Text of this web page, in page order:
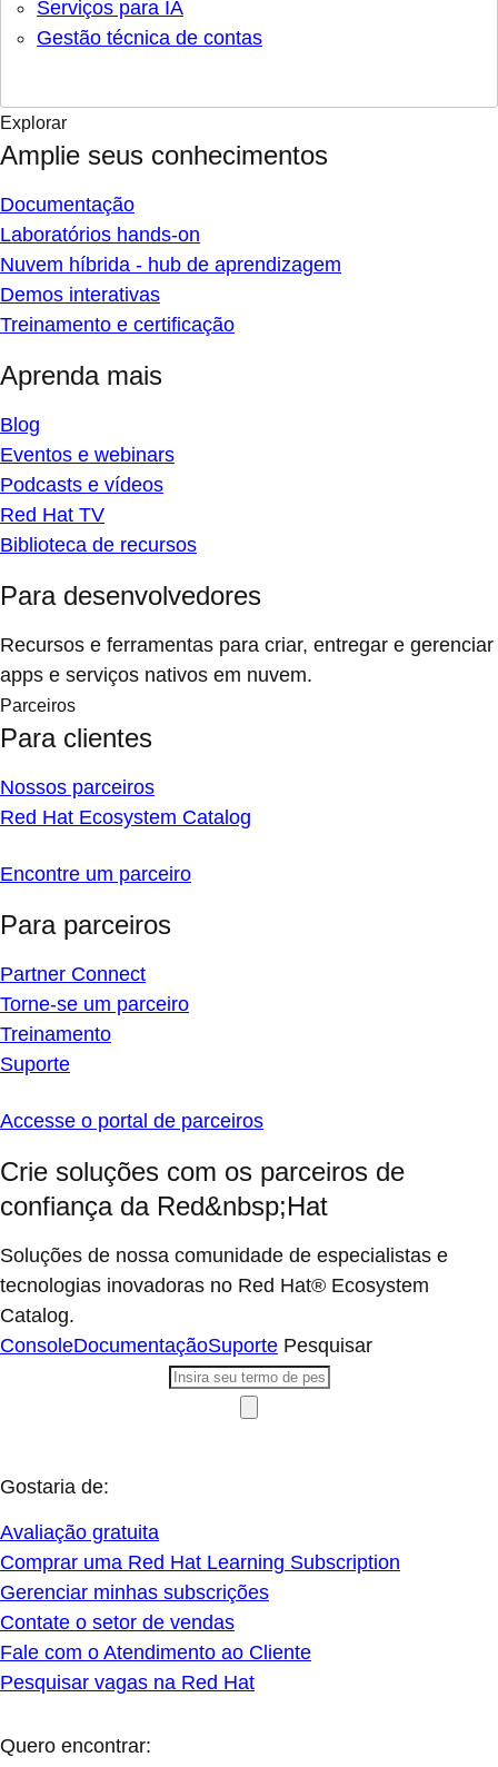
Serviços para IA
Gestão técnica de contas
Explorar
Amplie seus conhecimentos
Documentação
Laboratórios hands-on
Nuvem híbrida - hub de aprendizagem
Demos interativas
Treinamento e certificação
Aprenda mais
Blog
Eventos e webinars
Podcasts e vídeos
Red Hat TV
Biblioteca de recursos
Para desenvolvedores
Recursos e ferramentas para criar, entregar e gerenciar
apps e serviços nativos em nuvem.
Parceiros
Para clientes
Nossos parceiros
Red Hat Ecosystem Catalog
Encontre um parceiro
Para parceiros
Partner Connect
Torne-se um parceiro
Treinamento
Suporte
Accesse o portal de parceiros
Crie soluções com os parceiros de
confiança da Red&nbsp;Hat
Soluções de nossa comunidade de especialistas e
tecnologias inovadoras no Red Hat® Ecosystem
Catalog.
ConsoleDocumentaçãoSuporte Pesquisar
Gostaria de:
Avaliação gratuita
Comprar uma Red Hat Learning Subscription
Gerenciar minhas subscrições
Contate o setor de vendas
Fale com o Atendimento ao Cliente
Pesquisar vagas na Red Hat
Quero encontrar: